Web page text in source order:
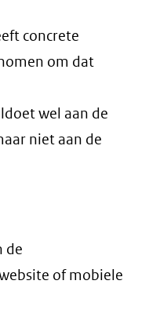
concrete
om dat
wel aan de
niet aan de
de
of mobiele